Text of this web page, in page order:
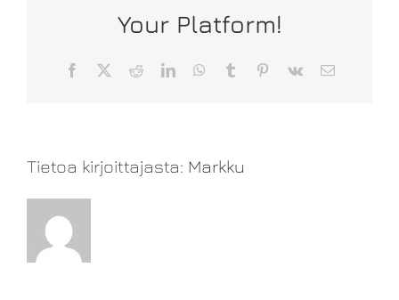
Your Platform!
Facebook RedditLinkedInWhatsApp
Tumblr Pinterest
Vk Sähköposti
Tietoa kirjoittajasta: Markku